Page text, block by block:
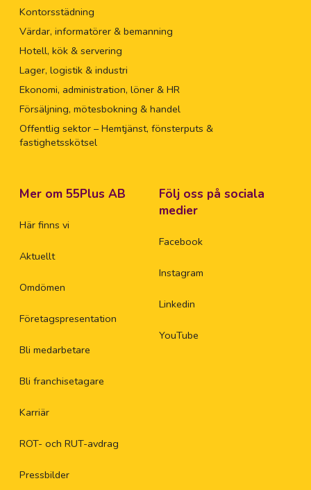
Kontorsstädning
Värdar, informatörer & bemanning
Hotell, kök & servering
Lager, logistik & industri
Ekonomi, administration, löner & HR
Försäljning, mötesbokning & handel
Offentlig sektor – Hemtjänst, fönsterputs &
fastighetsskötsel
Mer om 55Plus AB
Här finns vi
Aktuellt
Omdömen
Företagspresentation
Bli medarbetare
Bli franchisetagare
Karriär
ROT- och RUT-avdrag
Pressbilder
Följ oss på sociala
medier
Facebook
Instagram
Linkedin
YouTube